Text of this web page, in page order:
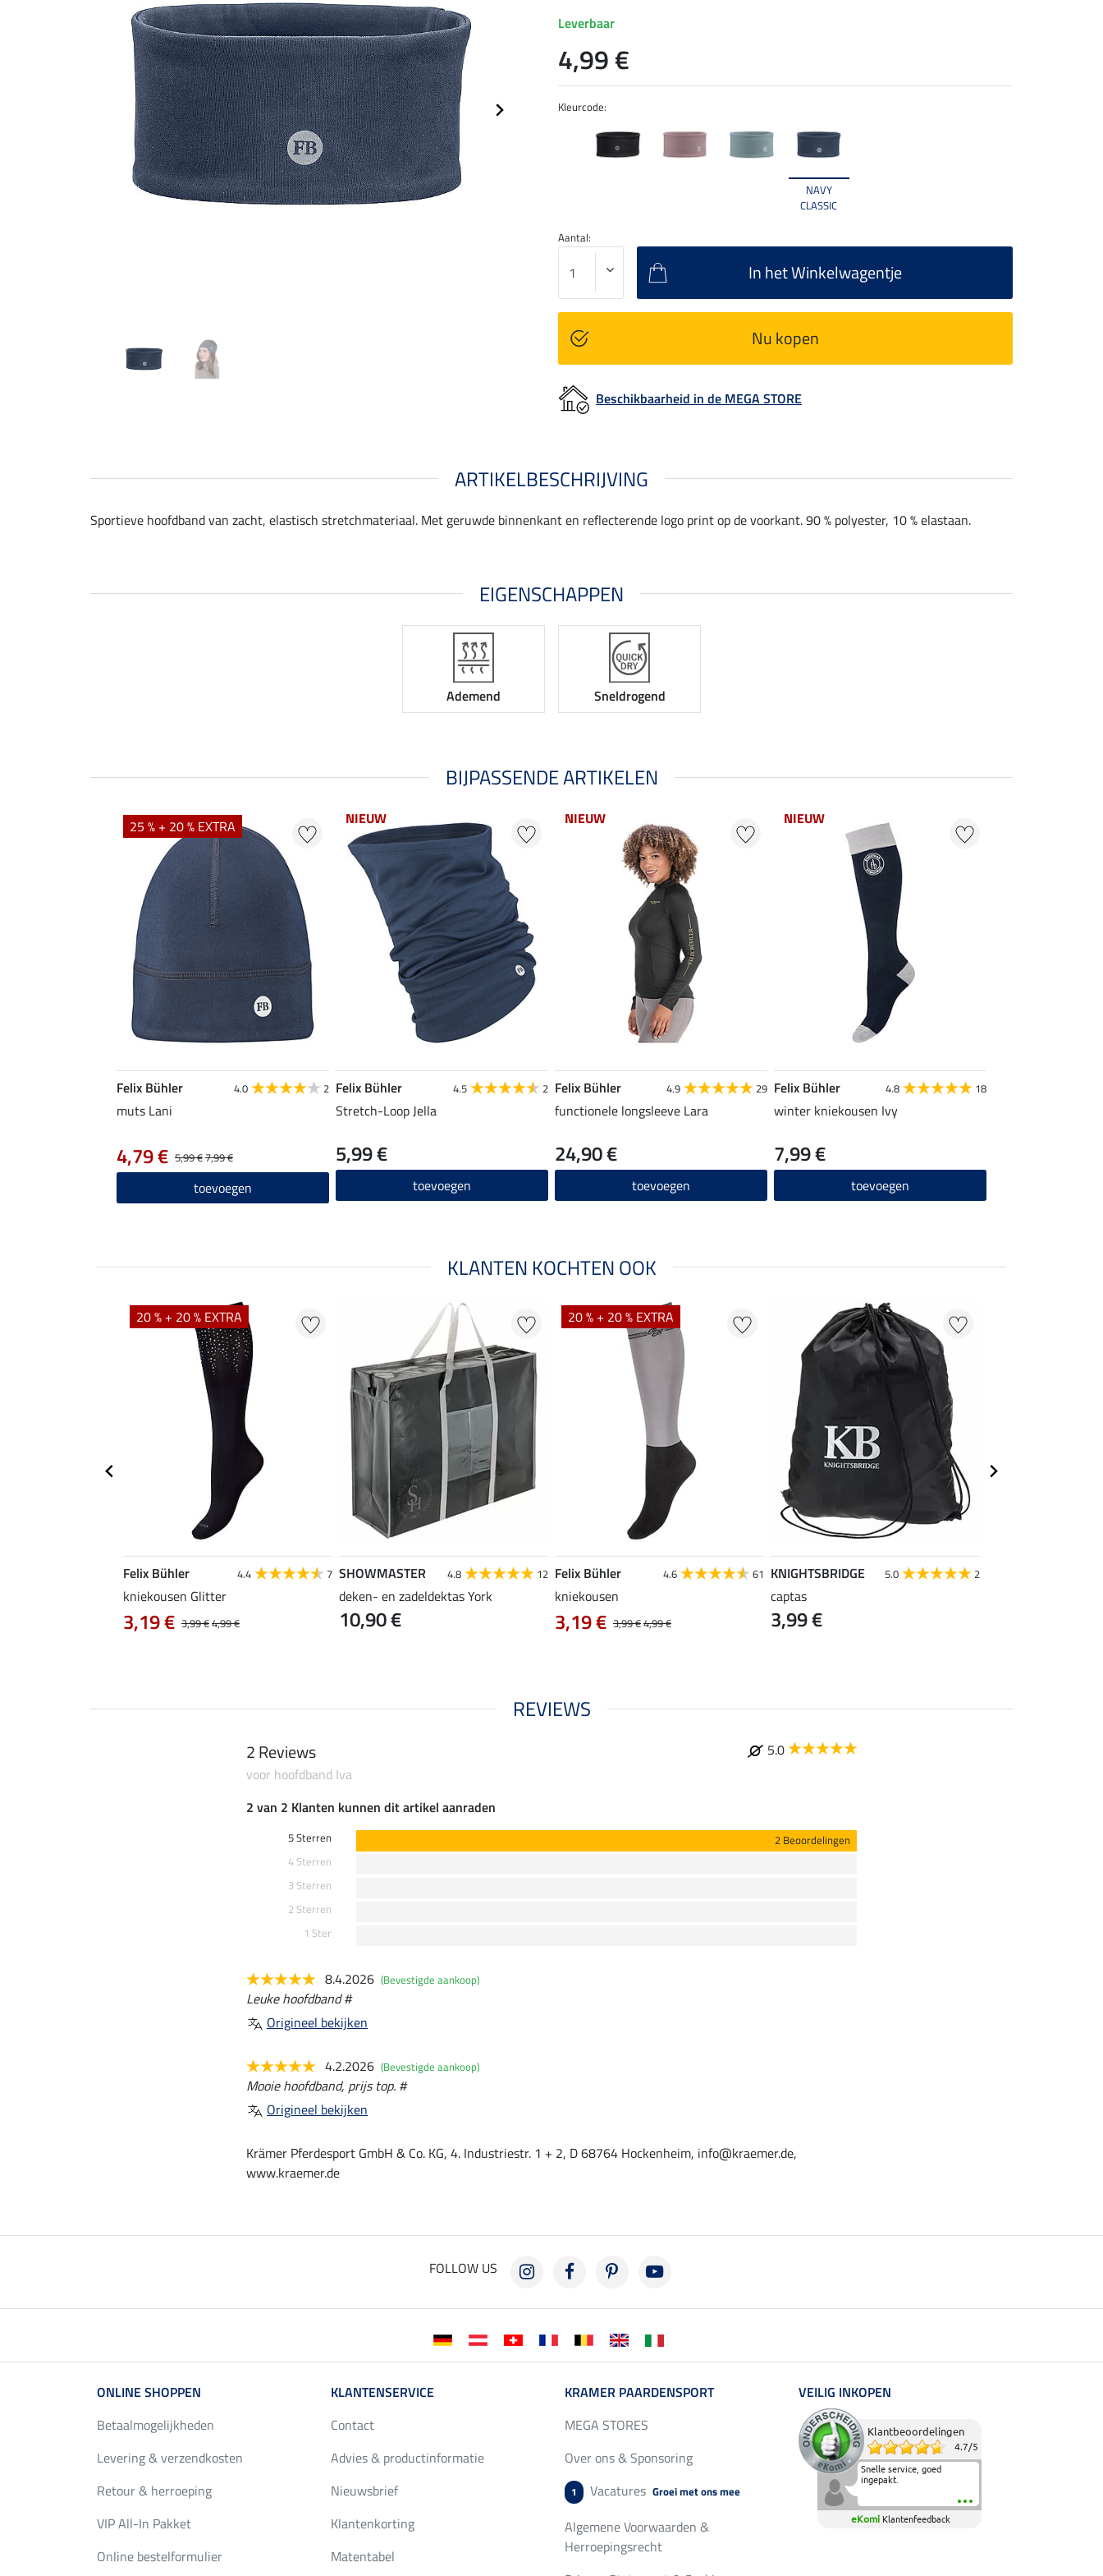
Kleurcode:
NAVY
CLASSIC
Leverbaar
4,99 €
Aantal:
In het Winkelwagentje
Nu kopen
Beschikbaarheid in de MEGA STORE
ARTIKELBESCHRIJVING
Sportieve hoofdband van zacht, elastisch stretchmateriaal. Met geruwde binnenkant en reflecterende logo print op de voorkant. 90 % polyester, 10 % elastaan.
EIGENSCHAPPEN
Ademend Sneldrogend
BIJPASSENDE ARTIKELEN
25 % + 20 % EXTRA
Felix Bühler 4.0 2
muts Lani
5,99 €7,99 €
4,79 €
toevoegen
NIEUW
Felix Bühler 4.5 2
Stretch-Loop Jella
5,99 €
toevoegen
NIEUW
Felix Bühler 4.9 29
functionele longsleeve Lara
24,90 €
toevoegen
NIEUW
Felix Bühler 4.8 18
winter kniekousen Ivy
7,99 €
toevoegen
KLANTEN KOCHTEN OOK
20 % + 20 % EXTRA
Felix Bühler 4.4 7
kniekousen Glitter
3,99 €4,99 €
3,19 €
SHOWMASTER 4.8 12
deken- en zadeldektas York
10,90 €
20 % + 20 % EXTRA
Felix Bühler 4.6 61
kniekousen
3,99 €4,99 €
3,19 €
KNIGHTSBRIDGE 5.0 2
captas
3,99 €
REVIEWS
2 Reviews
5.0
voor hoofdband Iva
2 van 2 Klanten kunnen dit artikel aanraden
5 Sterren
2 Beoordelingen
4 Sterren
3 Sterren
2 Sterren
1 Ster
8.4.2026 (Bevestigde aankoop)
Leuke hoofdband #
Origineel bekijken
4.2.2026 (Bevestigde aankoop)
Mooie hoofdband, prijs top. #
Origineel bekijken
Krämer Pferdesport GmbH & Co. KG, 4. Industriestr. 1 + 2, D 68764 Hockenheim, info@kraemer.de,
www.kraemer.de
FOLLOW US
ONLINE SHOPPEN
Betaalmogelijkheden
Levering & verzendkosten
Retour & herroeping
VIP All-In Pakket
Online bestelformulier
KLANTENSERVICE
Contact
Advies & productinformatie
Nieuwsbrief
Klantenkorting
Matentabel
KRAMER PAARDENSPORT
MEGA STORES
Over ons & Sponsoring
1 Vacatures Groei met ons mee
Algemene Voorwaarden &
Herroepingsrecht
VEILIG INKOPEN
Klantbeoordelingen
4.7/5
Snelle service, goed
ingepakt.
eKomi Klantenfeedback